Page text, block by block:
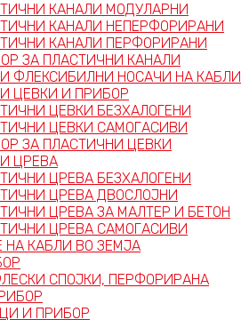
КАНАЛИ МОДУЛАРНИ
КАНАЛИ НЕПЕРФОРИРАНИ
КАНАЛИ ПЕРФОРИРАНИ
ЗА ПЛАСТИЧНИ КАНАЛИ
ФЛЕКСИБИЛНИ НОСАЧИ НА КАБЛИ
ЦЕВКИ И ПРИБОР
ЦЕВКИ БЕЗХАЛОГЕНИ
ЦЕВКИ САМОГАСИВИ
ЗА ПЛАСТИЧНИ ЦЕВКИ
ЦРЕВА
ЦРЕВА БЕЗХАЛОГЕНИ
ЦРЕВА ДВОСЛОЈНИ
ЦРЕВА ЗА МАЛТЕР И БЕТОН
ЦРЕВА САМОГАСИВИ
НА КАБЛИ ВО ЗЕМЈА
СПОЈКИ, ПЕРФОРИРАНА
И ПРИБОР